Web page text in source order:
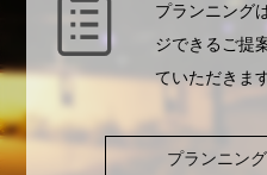
プランニング
ジできるご提
ていただきま
プランニン